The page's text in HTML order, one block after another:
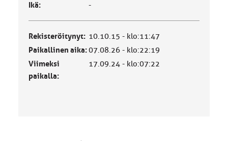
Ikä:
-
Rekisteröitynyt: 10.10.15 - klo:11:47
Paikallinen aika:07.08.26 - klo:22:19
Viimeksi
paikalla:
17.09.24 - klo:07:22